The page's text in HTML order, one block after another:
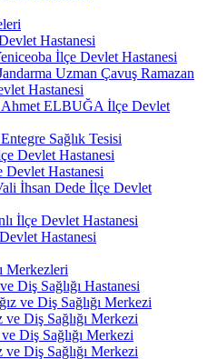
Hastanesi
İlçe Devlet Hastanesi
Uzman Çavuş Ramazan
Hastanesi
Ahmet ELBUĞA İlçe Devlet
Sağlık Tesisi
Devlet Hastanesi
Devlet Hastanesi
İhsan Dede İlçe Devlet
İlçe Devlet Hastanesi
Hastanesi
Merkezleri
Diş Sağlığı Hastanesi
ve Diş Sağlığı Merkezi
ve Diş Sağlığı Merkezi
Diş Sağlığı Merkezi
ve Diş Sağlığı Merkezi